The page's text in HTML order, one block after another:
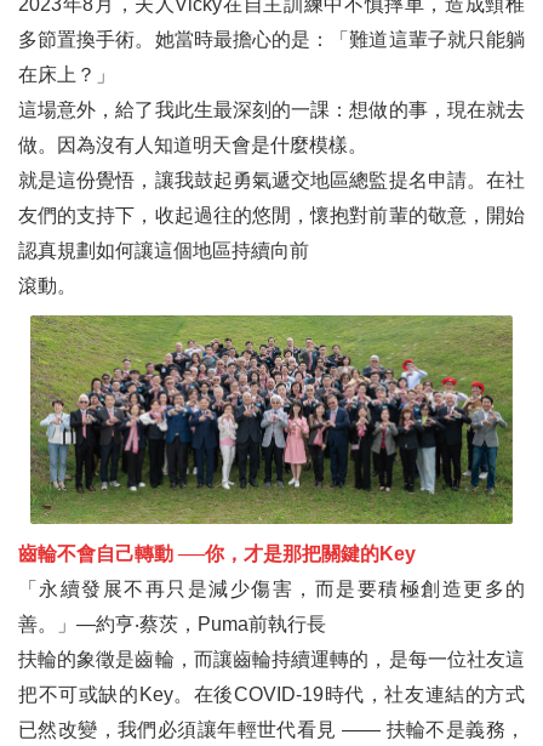
多節置換手術。她當時最擔心的是：「難道這輩子就只能躺
在床上？」
這場意外，給了我此生最深刻的一課：想做的事，現在就去
做。因為沒有人知道明天會是什麼模樣。
就是這份覺悟，讓我鼓起勇氣遞交地區總監提名申請。在社
友們的支持下，收起過往的悠閒，懷抱對前輩的敬意，開始
認真規劃如何讓這個地區持續向前
滾動。
齒輪不會自己轉動 ──你，才是那把關鍵的Key
「永續發展不再只是減少傷害，而是要積極創造更多的
善。」—約亨‧蔡茨，Puma前執行長
扶輪的象徵是齒輪，而讓齒輪持續運轉的，是每一位社友這
把不可或缺的Key。在後COVID-19時代，社友連結的方式
已然改變，我們必須讓年輕世代看見 —— 扶輪不是義務，